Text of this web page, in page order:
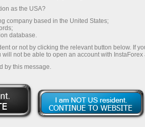
and improve your market
skills.
un compte de trading
as the USA?
company based in the United States;
database.
or not by clicking the relevant button below. If
not be able to open an account with InstaForex
by this message.